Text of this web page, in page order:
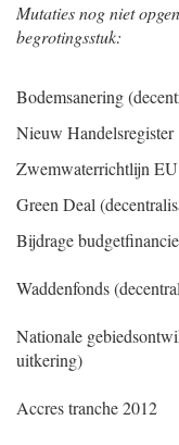
Mutaties nog niet
begrotingsstuk:
Bodemsanering
Nieuw Handelsregister
Zwemwaterrichtlijn
Green Deal
Bijdrage
Waddenfonds
Nationale
uitkering)
Accres tranche 2012